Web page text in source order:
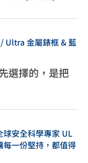
Ultra 金屬錶框 & 藍
選擇的，是把
球安全科學專家 UL
一份堅持，都值得